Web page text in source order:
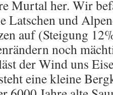
Murtal her. Wir
Latschen und
auf (Steigung
noch
der Wind uns
eine kleine